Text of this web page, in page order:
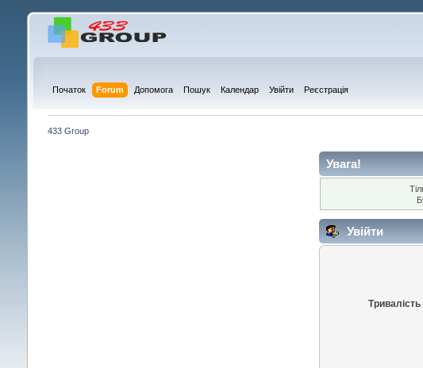
Початок Forum Допомога Пошук Календар Увійти Реєстрація
433 Group
Увага!
Увійти
Тривалість